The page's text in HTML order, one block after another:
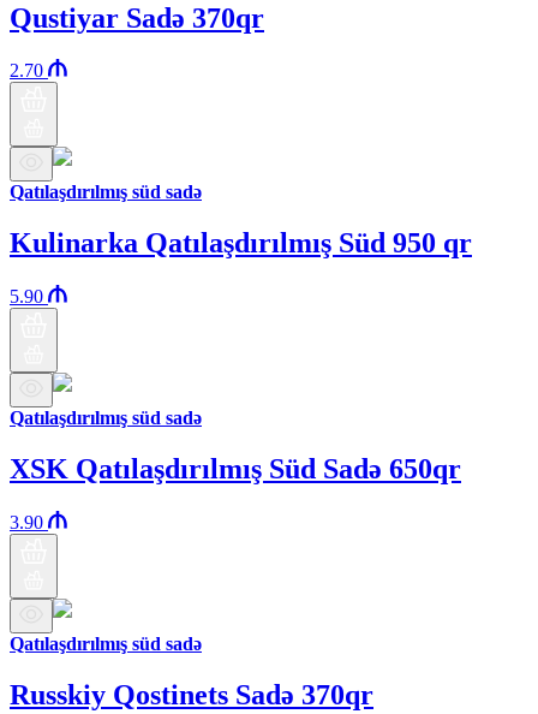
Qustiyar Sadə 370qr
2.70
Qatılaşdırılmış süd sadə
Kulinarka Qatılaşdırılmış Süd 950 qr
5.90
Qatılaşdırılmış süd sadə
XSK Qatılaşdırılmış Süd Sadə 650qr
3.90
Qatılaşdırılmış süd sadə
Russkiy Qostinets Sadə 370qr